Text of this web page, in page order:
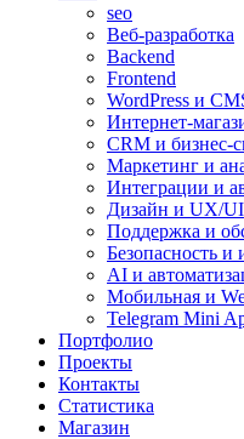
seo
Веб-разработка
Backend
Frontend
WordPress и
Интернет-
CRM и бизнес-
Маркетинг и
Интеграции и
Дизайн и UX/UI
Поддержка и
Безопасность и
AI и
Мобильная и
Telegram Mini
Портфолио
Проекты
Контакты
Статистика
Магазин